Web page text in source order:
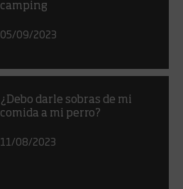
camping
05/09/2023
¿Debo darle sobras de mi
comida a mi perro?
11/08/2023